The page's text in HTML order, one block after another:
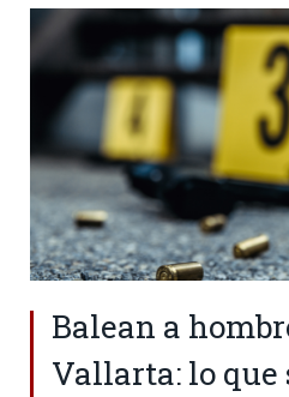
Balean a
Vallarta: lo que